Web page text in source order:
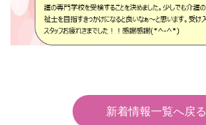
新着情報一覧へ戻る